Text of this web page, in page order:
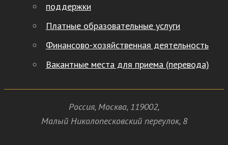
поддержки
Платные образовательные услуги
Финансово-хозяйственная деятельность
Вакантные места для приема (перевода)
Россия, Москва, 119002,
Малый Николопесковский переулок,8